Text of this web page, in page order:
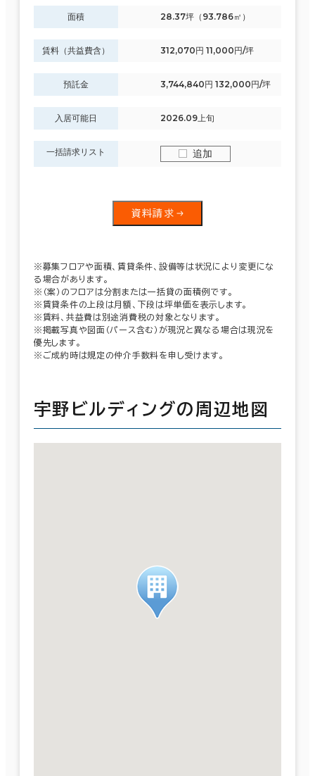
面積 28.37坪（93.786㎡）
賃料（共益費含） 312,070円 11,000円/坪
預託金 3,744,840円 132,000円/坪
入居可能日 2026.09上旬
一括請求リスト 追加
資料請求
※募集フロアや面積、賃貸条件、設備等は状況により変更にな
る場合があります。
※（案）のフロアは分割または一括貸の面積例です。
※賃貸条件の上段は月額、下段は坪単価を表示します。
※賃料、共益費は別途消費税の対象となります。
※掲載写真や図面（パース含む）が現況と異なる場合は現況を
優先します。
※ご成約時は規定の仲介手数料を申し受けます。
宇野ビルディングの周辺地図